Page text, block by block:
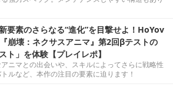
要素のさらなる“進化”を目撃せよ！HoYov
崩壊：ネクサスアニマ』第2回βテストの
ト」を体験【プレイレポ】
ニマとの出会いや、スキルによってさらに戦略性
ルなど、本作の注目の要素に迫ります！